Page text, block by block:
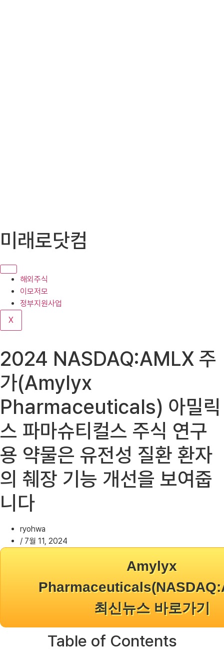
텐
로
기
미래로닷컴
해외주식
이모저모
정부지원사업
X
2024 NASDAQ:AMLX 주
가(Amylyx
Pharmaceuticals) 아밀릭
스 파마슈티컬스 주식 연구
용 약물은 유전성 질환 환자
의 췌장 기능 개선을 보여줍
니다
ryohwa
/ 7월 11, 2024
Amylyx
최신뉴스 바로가기
Table of Contents